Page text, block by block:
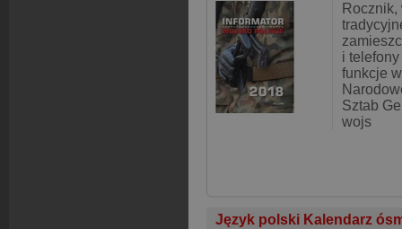
Rocznik,
i
funkcje
Sztab
wojs
Język polski Kalendarz